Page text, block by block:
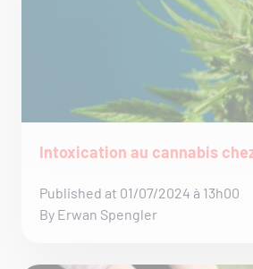
Intoxication au cannabis
Published at 01/07/2024 à 13h00
By Erwan Spengler